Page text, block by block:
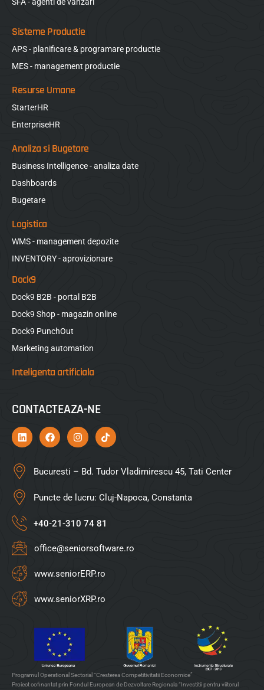
Sisteme Productie
APS - planificare & programare productie
MES - management productie
Resurse Umane
StarterHR
EnterpriseHR
Analiza si Bugetare
Business Intelligence - analiza date
Dashboards
Bugetare
Logistica
WMS - management depozite
INVENTORY - aprovizionare
Dock9
Dock9 B2B - portal B2B
Dock9 Shop - magazin online
Dock9 PunchOut
Marketing automation
Inteligenta artificiala
Programul Operational Sectorial “Cresterea Competitivitatii Economice”
Proiect cofinantat prin Fondul European de Dezvoltare Regionala “Investitii pentru viitorul
CONTACTEAZA-NE
Bucuresti – Bd. Tudor Vladimirescu 45, Tati Center
Puncte de lucru: Cluj-Napoca, Constanta
+40-21-310 74 81
office@seniorsoftware.ro
www.seniorERP.ro
www.seniorXRP.ro